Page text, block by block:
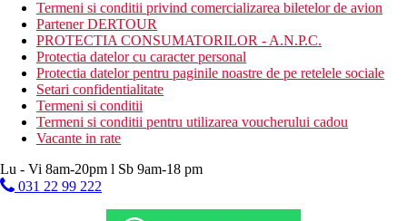
Mese
Ultra All Inclusive
Mic dejun, pranz si cina tip bufet
Mic dejun tarziu (10:00-11:00)
Cafea si deserturi (11:00-23:00)
Inghetata (11:00-23:00)
Gözleme - clatite turcesti (12:00-17:00)
Alte bauturi racoritoare langa piscina si pe plaja pe tot
Gustare de noapte (24:00-07:00)
Bauturi alcoolice si nealcoolice produse local, precum si
Termeni si conditii privind comercializarea biletelor de avion
Partener DERTOUR
PROTECTIA CONSUMATORILOR - A.N.P.C.
Protectia datelor cu caracter personal
Protectia datelor pentru paginile noastre de pe retelele sociale
Setari confidentialitate
Termeni si conditii
Termeni si conditii pentru utilizarea voucherului cadou
Vacante in rate
Lu - Vi 8am-20pm l Sb 9am-18 pm
031 22 99 222